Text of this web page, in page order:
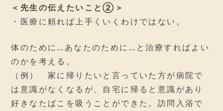
＜先生の伝えたいこと②＞
・医療に頼れば上手くいくわけではない。
体のために…あなたのために…と治療すればよい
のかを考える。
（例） 家に帰りたいと言っていた方が病院で
は意識がなくなるが、自宅に帰ると意識があり
好きなたばこを吸うことができた。訪問入浴で